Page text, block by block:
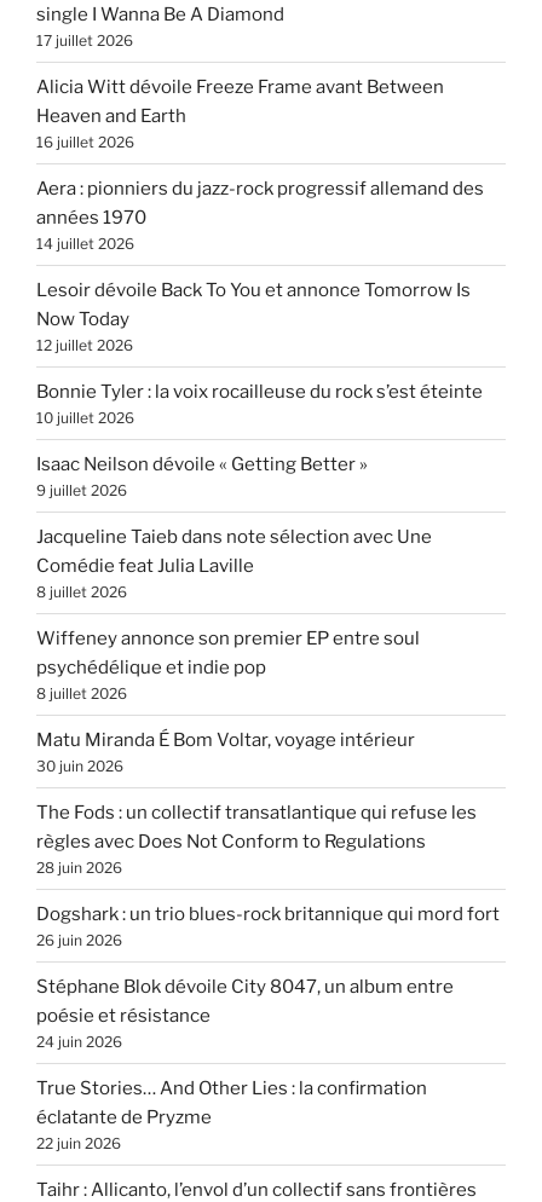
single I Wanna Be A Diamond
17 juillet 2026
Alicia Witt dévoile Freeze Frame avant Between
Heaven and Earth
16 juillet 2026
Aera : pionniers du jazz-rock progressif allemand des
années 1970
14 juillet 2026
Lesoir dévoile Back To You et annonce Tomorrow Is
Now Today
12 juillet 2026
Bonnie Tyler : la voix rocailleuse du rock s’est éteinte
10 juillet 2026
Isaac Neilson dévoile « Getting Better »
9 juillet 2026
Jacqueline Taieb dans note sélection avec Une
Comédie feat Julia Laville
8 juillet 2026
Wiffeney annonce son premier EP entre soul
psychédélique et indie pop
8 juillet 2026
Matu Miranda É Bom Voltar, voyage intérieur
30 juin 2026
The Fods : un collectif transatlantique qui refuse les
règles avec Does Not Conform to Regulations
28 juin 2026
Dogshark : un trio blues-rock britannique qui mord fort
26 juin 2026
Stéphane Blok dévoile City 8047, un album entre
poésie et résistance
24 juin 2026
True Stories… And Other Lies : la confirmation
éclatante de Pryzme
22 juin 2026
Taihr : Allicanto, l’envol d’un collectif sans frontières